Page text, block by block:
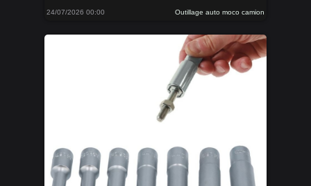
24/07/2026 00:00 Outillage auto moco camion